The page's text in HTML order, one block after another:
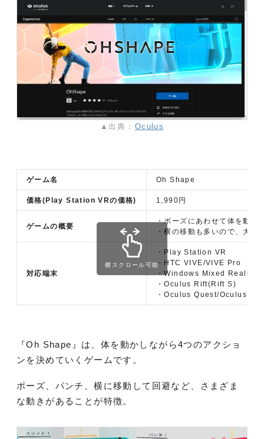
▲出典： Oculus
ゲーム名 Oh Shape
価格(Play Station VRの価格) 1,990円
ゲームの概要
・ポーズにあわせて体を動か
・横の移動も多いので、大胆
対応端末
・Play Station VR
・HTC VIVE/VIVE Pro
・Windows Mixed Reality
・Oculus Rift(Rift S)
・Oculus Quest/Oculus
横スクロール可能
『Oh Shape』は、体を動かしながら4つのアクショ
ンを決めていくゲームです。
ポーズ、パンチ、横に移動して回避など、さまざま
な動きがあることが特徴。